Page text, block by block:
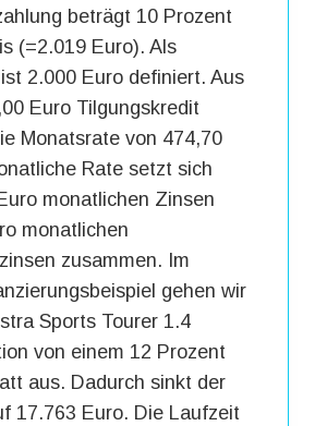
beträgt 10 Prozent
(=2.019 Euro). Als
2.000 Euro definiert. Aus
Euro Tilgungskredit
Monatsrate von 474,70
Rate setzt sich
monatlichen Zinsen
monatlichen
zusammen. Im
gehen wir
Sports Tourer 1.4
von einem 12 Prozent
aus. Dadurch sinkt der
17.763 Euro. Die Laufzeit